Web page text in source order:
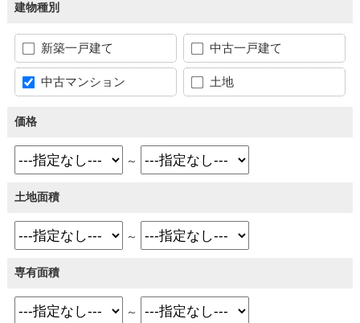
建物種別
新築一戸建て 中古一戸建て
中古マンション 土地
価格
～
土地面積
～
専有面積
～